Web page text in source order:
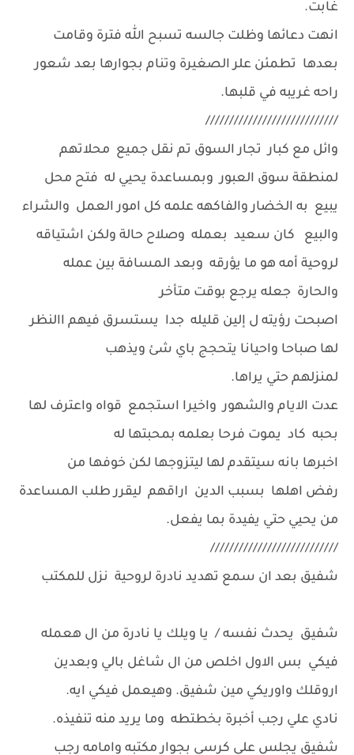
غابت.
انهت دعائها وظلت جالسه تسبح الله فترة وقامت
بعدها تطمئن علر الصغيرة وتنام بجوارها بعد شعور
راحه غريبه في قلبها.
////////////////////////////
وائل مع كبار تجار السوق تم نقل جميع محلاتهم
لمنطقة سوق العبور وبمساعدة يحيي له فتح محل
يبيع به الخضار والفاكهه علمه كل امور العمل والشراء
والبيع كان سعيد بعمله وصلاح حالة ولكن اشتياقه
لروحية أمه هو ما يؤرقه وبعد المسافة بين عمله
والحارة جعله يرجع بوقت متأخر
اصبحت رؤيته ل إلين قليله جدا يستسرق فيهم االنظر
لها صباحا واحيانا يتحجج باي شئ ويذهب
لمنزلهم حتي يراها.
عدت الايام والشهور واخيرا استجمع قواه واعترف لها
بحبه كاد يموت فرحا بعلمه بمحبتها له
اخبرها بانه سيتقدم لها ليتزوجها لكن خوفها من
رفض اهلها بسبب الدين اراقهم ليقرر طلب المساعدة
من يحيي حتي يفيدة بما يفعل.
///////////////////////////
شفيق بعد ان سمع تهديد نادرة لروحية نزل للمكتب
شفيق يحدث نفسه / يا ويلك يا نادرة من ال هعمله
فيكي بس الاول اخلص من ال شاغل بالي وبعدين
اروقلك واوريكي مين شفيق. وهيعمل فيكي ايه.
نادي علي رجب أخبرة بخطتطه وما يريد منه تنفيذه.
شفيق يجلس علي كرسي بجوار مكتبه وامامه رجب